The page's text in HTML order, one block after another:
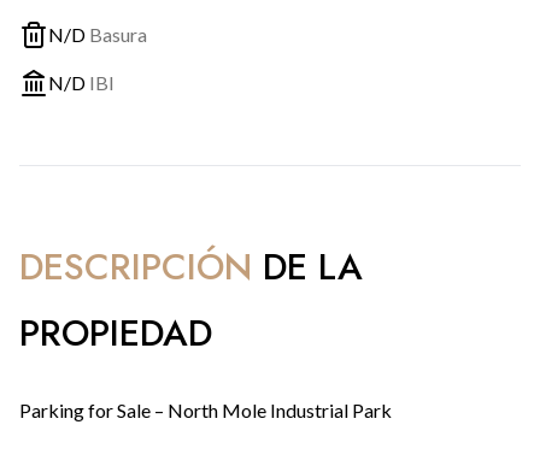
N/D Basura
N/D IBI
DESCRIPCIÓN DE LA
PROPIEDAD
Parking for Sale – North Mole Industrial Park